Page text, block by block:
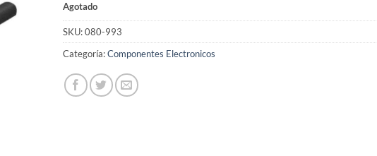
Agotado
SKU:080-993
Categoría:Componentes Electronicos